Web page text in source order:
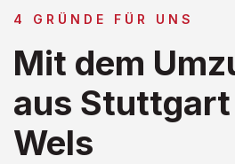
4 GRÜNDE FÜR UNS
Mit dem
aus
Wels